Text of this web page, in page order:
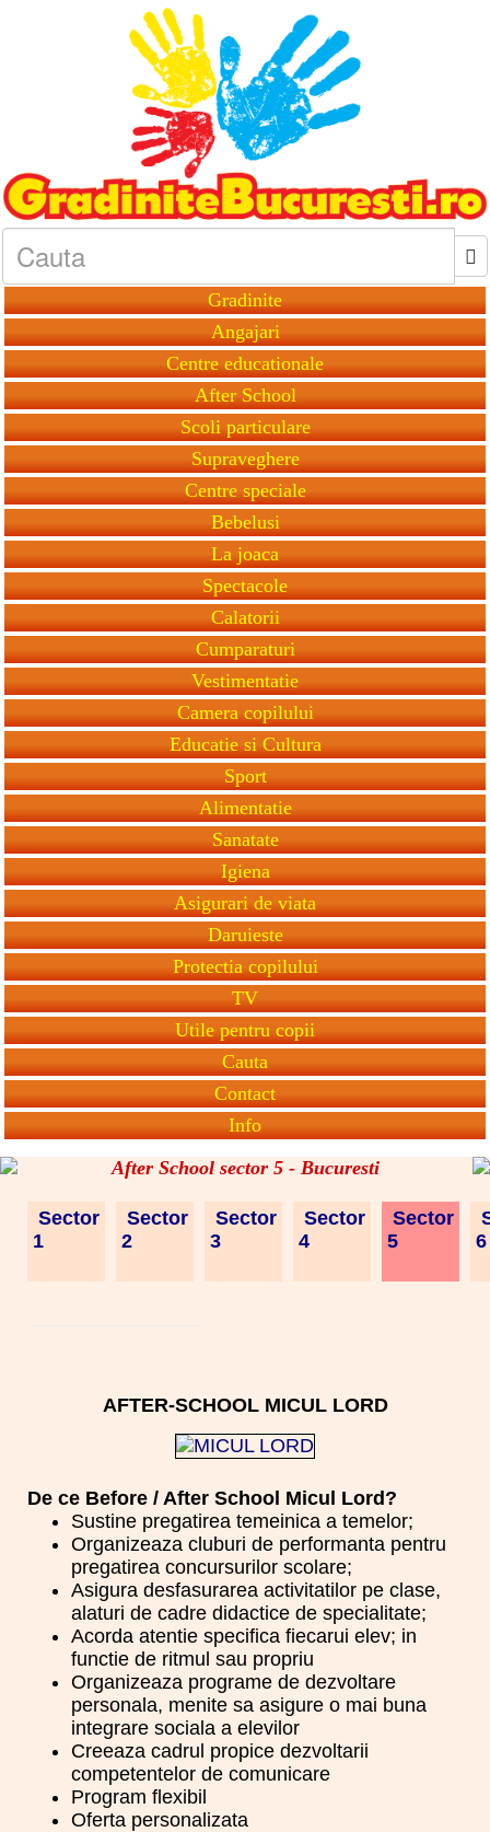
Gradinite
Angajari
Centre educationale
After School
Scoli particulare
Supraveghere
Centre speciale
Bebelusi
La joaca
Spectacole
Calatorii
Cumparaturi
Vestimentatie
Camera copilului
Educatie si Cultura
Sport
Alimentatie
Sanatate
Igiena
Asigurari de viata
Daruieste
Protectia copilului
TV
Utile pentru copii
Cauta
Contact
Info
After School sector 5 - Bucuresti
Sector
1
Sector
2
Sector
3
Sector
4
Sector
5
AFTER-SCHOOL MICUL LORD
De ce Before / After School Micul Lord?
Sustine pregatirea temeinica a temelor;
Organizeaza cluburi de performanta pentru
pregatirea concursurilor scolare;
Asigura desfasurarea activitatilor pe clase,
alaturi de cadre didactice de specialitate;
Acorda atentie specifica fiecarui elev; in
functie de ritmul sau propriu
Organizeaza programe de dezvoltare
personala, menite sa asigure o mai buna
integrare sociala a elevilor
Creeaza cadrul propice dezvoltarii
competentelor de comunicare
Program flexibil
Oferta personalizata